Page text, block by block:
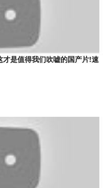
才是值得我们吹嘘的国产片!速